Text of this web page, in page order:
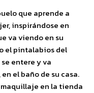
que aprende a
inspirándose en
va viendo en su
el pintalabios del
entere y va
el baño de su casa.
maquillaje en la tienda